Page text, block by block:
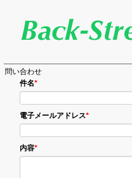
問い合わせ
必
須
項
目
件名*
必
須
項
目
電子メールアドレス*
必
須
内容*